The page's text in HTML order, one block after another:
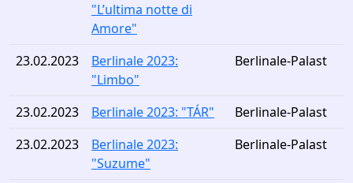
"L’ultima notte di
Amore"
23.02.2023
Berlinale 2023:
"Limbo"
Berlinale-Palast
23.02.2023 Berlinale 2023: "TÁR"
Berlinale-Palast
23.02.2023
Berlinale 2023:
"Suzume"
Berlinale-Palast